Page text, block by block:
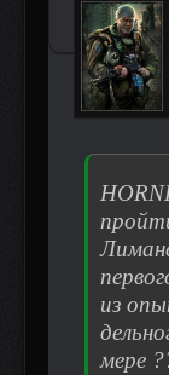
из
мере